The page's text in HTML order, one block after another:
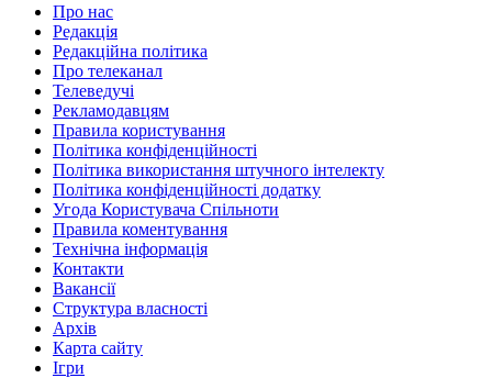
Про нас
Редакція
Редакційна політика
Про телеканал
Телеведучі
Рекламодавцям
Правила користування
Політика конфіденційності
Політика використання штучного інтелекту
Політика конфіденційності додатку
Угода Користувача Спільноти
Правила коментування
Технічна інформація
Контакти
Вакансії
Структура власності
Архів
Карта сайту
Ігри